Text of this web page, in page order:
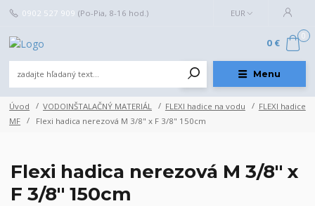
Menu
EUR
0902 527 909 (Po-Pia, 8-16 hod.)
0
0 €
Úvod VODOINŠTALAČNÝ MATERIÁL FLEXI hadice na vodu
FLEXI hadice
MF
Flexi hadica nerezová M 3/8" x F 3/8" 150cm
Flexi hadica nerezová M 3/8" x
F 3/8" 150cm